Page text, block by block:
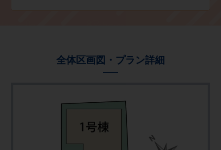
全体区画図・プラン詳細